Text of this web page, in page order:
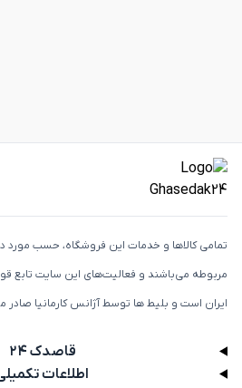
تمامی كالاها و خدمات اين فروشگاه، حسب مورد
مربوطه می‌باشند و فعاليت‌های اين سايت تابع
ايران است و بلیط ها توسط آژانس کارمانیا صادر
قاصدک ۲۴
اطلاعات